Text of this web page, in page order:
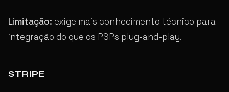
Limitação: exige mais conhecimento técnico para
integração do que os PSPs plug-and-play.
STRIPE